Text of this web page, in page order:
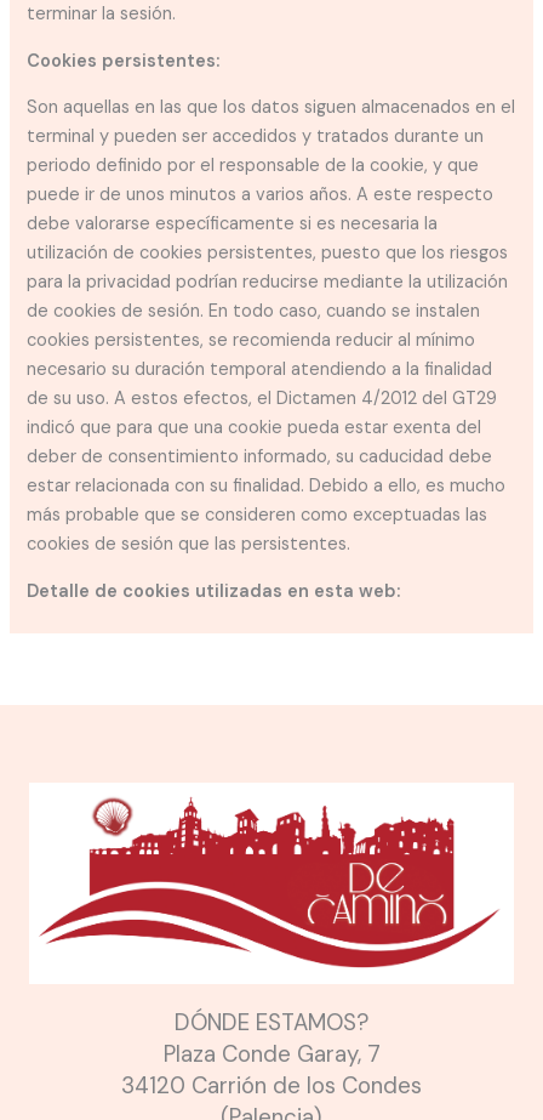
terminar la sesión.
Cookies persistentes:
Son aquellas en las que los datos siguen almacenados en el
terminal y pueden ser accedidos y tratados durante un
periodo definido por el responsable de la cookie, y que
puede ir de unos minutos a varios años. A este respecto
debe valorarse específicamente si es necesaria la
utilización de cookies persistentes, puesto que los riesgos
para la privacidad podrían reducirse mediante la utilización
de cookies de sesión. En todo caso, cuando se instalen
cookies persistentes, se recomienda reducir al mínimo
necesario su duración temporal atendiendo a la finalidad
de su uso. A estos efectos, el Dictamen 4/2012 del GT29
indicó que para que una cookie pueda estar exenta del
deber de consentimiento informado, su caducidad debe
estar relacionada con su finalidad. Debido a ello, es mucho
más probable que se consideren como exceptuadas las
cookies de sesión que las persistentes.
Detalle de cookies utilizadas en esta web:
DÓNDE ESTAMOS?
Plaza Conde Garay, 7
34120 Carrión de los Condes